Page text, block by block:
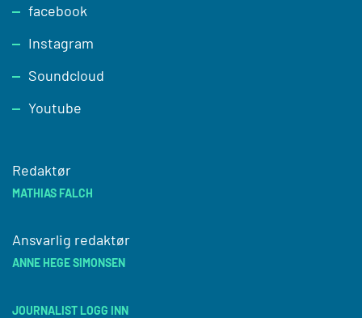
facebook
Instagram
Soundcloud
Youtube
Redaktør
MATHIAS FALCH
Ansvarlig redaktør
ANNE HEGE SIMONSEN
JOURNALIST LOGG INN